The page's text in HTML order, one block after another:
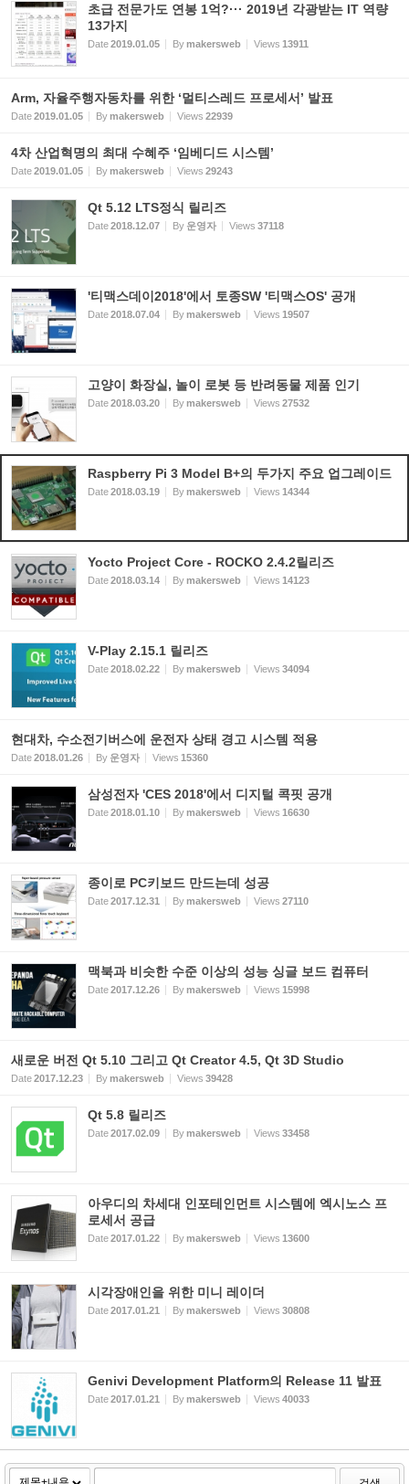
초급 전문가도 연봉 1억?··· 2019년 각광받는 IT 역량
13가지
Date2019.01.05 Bymakersweb Views 13911
Arm, 자율주행자동차를 위한 ‘멀티스레드 프로세서’ 발표
Date2019.01.05 Bymakersweb Views 22939
4차 산업혁명의 최대 수혜주 ‘임베디드 시스템’
Date2019.01.05 Bymakersweb Views 29243
Qt 5.12 LTS정식 릴리즈
Date2018.12.07 By 운영자 Views 37118
'티맥스데이2018'에서 토종SW '티맥스OS' 공개
Date2018.07.04 Bymakersweb Views 19507
고양이 화장실, 놀이 로봇 등 반려동물 제품 인기
Date2018.03.20 Bymakersweb Views 27532
Raspberry Pi 3 Model B+의 두가지 주요 업그레이드
Date2018.03.19 Bymakersweb Views 14344
Yocto Project Core - ROCKO 2.4.2릴리즈
Date2018.03.14 Bymakersweb Views 14123
V-Play 2.15.1 릴리즈
Date2018.02.22 Bymakersweb Views 34094
현대차, 수소전기버스에 운전자 상태 경고 시스템 적용
Date2018.01.26 By 운영자 Views 15360
삼성전자 'CES 2018'에서 디지털 콕핏 공개
Date2018.01.10 Bymakersweb Views 16630
종이로 PC키보드 만드는데 성공
Date2017.12.31 Bymakersweb Views 27110
맥북과 비슷한 수준 이상의 성능 싱글 보드 컴퓨터
Date2017.12.26 Bymakersweb Views 15998
새로운 버전 Qt 5.10 그리고 Qt Creator 4.5, Qt 3D Studio
Date2017.12.23 Bymakersweb Views 39428
Qt 5.8 릴리즈
Date2017.02.09 Bymakersweb Views 33458
아우디의 차세대 인포테인먼트 시스템에 엑시노스 프
로세서 공급
Date2017.01.22 Bymakersweb Views 13600
시각장애인을 위한 미니 레이더
Date2017.01.21 Bymakersweb Views 30808
Genivi Development Platform의 Release 11 발표
Date2017.01.21 Bymakersweb Views 40033